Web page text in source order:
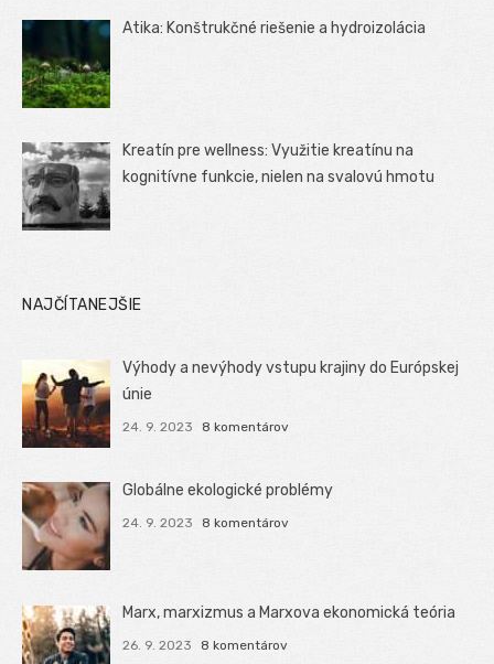
Atika: Konštrukčné riešenie a hydroizolácia
Kreatín pre wellness: Využitie kreatínu na
kognitívne funkcie, nielen na svalovú hmotu
NAJČÍTANEJŠIE
Výhody a nevýhody vstupu krajiny do Európskej
únie
24. 9. 2023 8 komentárov
Globálne ekologické problémy
24. 9. 2023 8 komentárov
Marx, marxizmus a Marxova ekonomická teória
26. 9. 2023 8 komentárov